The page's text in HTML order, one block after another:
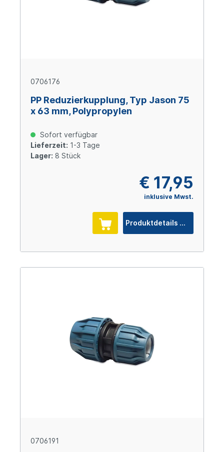
0706176
PP Reduzierkupplung, Typ Jason 75
x 63 mm, Polypropylen
Sofort verfügbar
Lieferzeit: 1-3 Tage
Lager: 8 Stück
€ 17,95
inklusive Mwst.
Produktdetails
0706191